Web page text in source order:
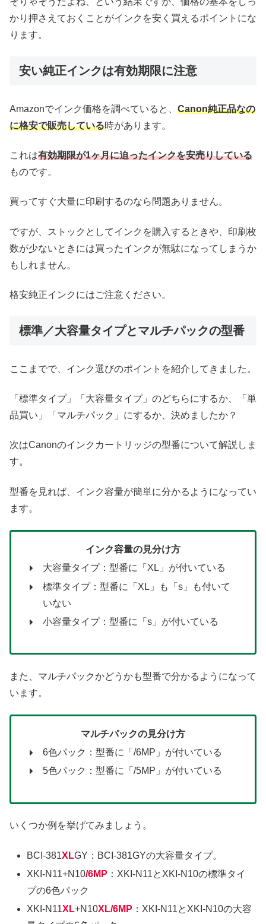
かり押さえておくことがインクを安く買えるポイントにな
ります。
安い純正インクは有効期限に注意
Amazonでインク価格を調べていると、 Canon純正品なの
に格安で販売している時があります。
これは有効期限が1ヶ月に迫ったインクを安売りしている
ものです。
買ってすぐ大量に印刷するのなら問題ありません。
ですが、ストックとしてインクを購入するときや、印刷枚
数が少ないときには買ったインクが無駄になってしまうか
もしれません。
格安純正インクにはご注意ください。
標準／大容量タイプとマルチパックの型番
ここまでで、インク選びのポイントを紹介してきました。
「標準タイプ」「大容量タイプ」のどちらにするか、「単
品買い」「マルチパック」にするか、決めましたか？
次はCanonのインクカートリッジの型番について解説しま
す。
型番を見れば、インク容量が簡単に分かるようになってい
ます。
インク容量の見分け方
大容量タイプ：型番に「XL」が付いている
標準タイプ：型番に「XL」も「s」も付いて
いない
小容量タイプ：型番に「s」が付いている
また、マルチパックかどうかも型番で分かるようになって
います。
マルチパックの見分け方
6色パック：型番に「/6MP」が付いている
5色パック：型番に「/5MP」が付いている
いくつか例を挙げてみましょう。
BCI-381XLGY：BCI-381GYの大容量タイプ。
XKI-N11+N10/6MP ：XKI-N11とXKI-N10の標準タイ
プの6色パック
XKI-N11XL+N10XL/6MP ：XKI-N11とXKI-N10の大容